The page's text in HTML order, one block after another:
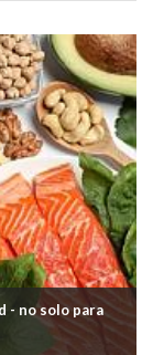
- no solo para